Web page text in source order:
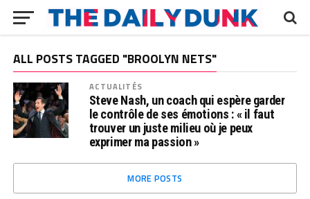
ALL POSTS TAGGED "BROOLYN NETS"
ACTUALITÉS
Steve Nash, un coach qui espère garder
le contrôle de ses émotions : « il faut
trouver un juste milieu où je peux
exprimer ma passion »
MORE POSTS